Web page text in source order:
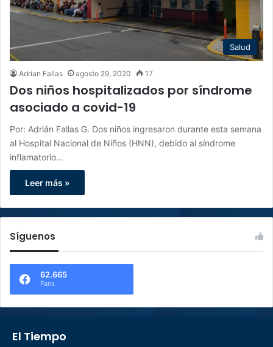
Salud
Adrian Fallas agosto 29, 2020 17
Dos niños hospitalizados por síndrome
asociado a covid-19
Por: Adrián Fallas G. Dos niños ingresaron durante esta semana
al Hospital Nacional de Niños (HNN), debido al síndrome
inflamatorio…
Leer más »
Síguenos
62.665
Fans
El Tiempo